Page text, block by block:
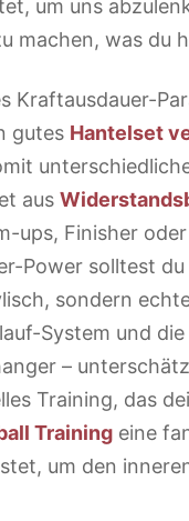
um uns
machen, was du
Kraftausdauer-
gutes Hantelset
aus
ups, Finisher
Power solltest
sondern
System und
–
Training, das
Training eine
um den